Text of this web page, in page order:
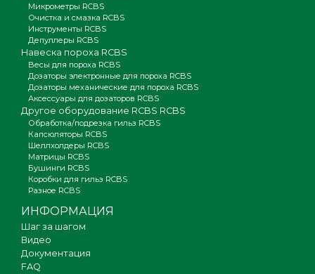
Микрометры RCBS
Очистка и смазка RCBS
Инструменты RCBS
Депуллеры RCBS
Навеска пороха RCBS
Весы для пороха RCBS
Дозаторы электронные для пороха RCBS
Дозаторы механические для пороха RCBS
Аксессуары для дозаторов RCBS
Другое оборудование RCBS RCBS
Обработка/подрезка гильз RCBS
Капсюляторы RCBS
Шеллхолдеры RCBS
Матрицы RCBS
Бушинги RCBS
Коробки для гильз RCBS
Разное RCBS
ИНФОРМАЦИЯ
Шаг за шагом
Видео
Документация
FAQ